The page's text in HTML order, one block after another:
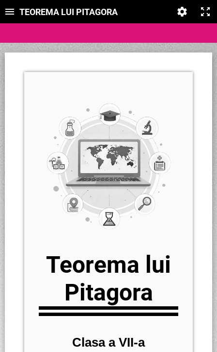
TEOREMA LUI PITAGORA
Teorema lui
Pitagora
Clasa a VII-a